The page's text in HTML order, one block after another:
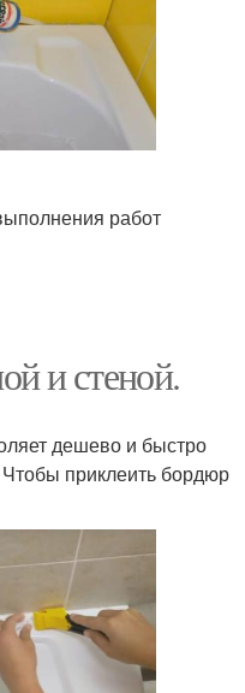
работ
и стеной.
дешево и быстро
Чтобы приклеить бордюр